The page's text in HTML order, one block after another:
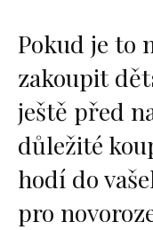
Pokud je to
zakoupit
ještě před
důležité
hodí do
pro